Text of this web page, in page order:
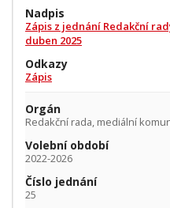
Nadpis
Zápis z jednání Redakční
duben 2025
Odkazy
Zápis
Orgán
Redakční rada, mediální
Volební období
2022-2026
Číslo jednání
25